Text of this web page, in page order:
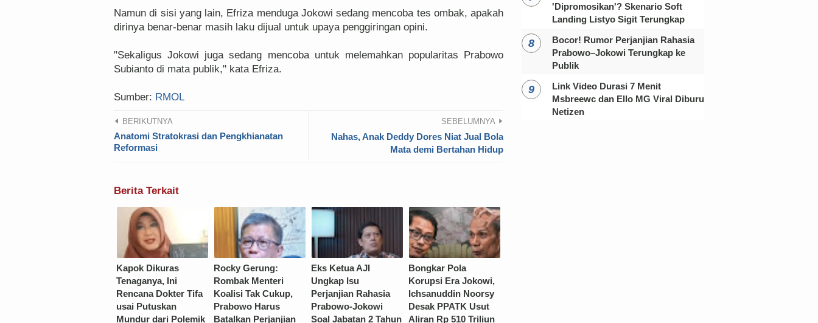
Namun di sisi yang lain, Efriza menduga Jokowi sedang mencoba tes ombak, apakah
dirinya benar-benar masih laku dijual untuk upaya penggiringan opini.
"Sekaligus Jokowi juga sedang mencoba untuk melemahkan popularitas Prabowo
Subianto di mata publik," kata Efriza.
Sumber: RMOL
BERIKUTNYA
Anatomi Stratokrasi dan Pengkhianatan
Reformasi
SEBELUMNYA
Nahas, Anak Deddy Dores Niat Jual Bola
Mata demi Bertahan Hidup
Berita Terkait
Kapok Dikuras
Tenaganya, Ini
Rencana Dokter Tifa
usai Putuskan
Mundur dari Polemik
Rocky Gerung:
Rombak Menteri
Koalisi Tak Cukup,
Prabowo Harus
Batalkan Perjanjian
Eks Ketua AJI
Ungkap Isu
Perjanjian Rahasia
Prabowo-Jokowi
Soal Jabatan 2 Tahun
Bongkar Pola
Korupsi Era Jokowi,
Ichsanuddin Noorsy
Desak PPATK Usut
Aliran Rp 510 Triliun
'Dipromosikan'? Skenario Soft
Landing Listyo Sigit Terungkap
Bocor! Rumor Perjanjian Rahasia
Prabowo–Jokowi Terungkap ke
Publik
Link Video Durasi 7 Menit
Msbreewc dan Ello MG Viral Diburu
Netizen